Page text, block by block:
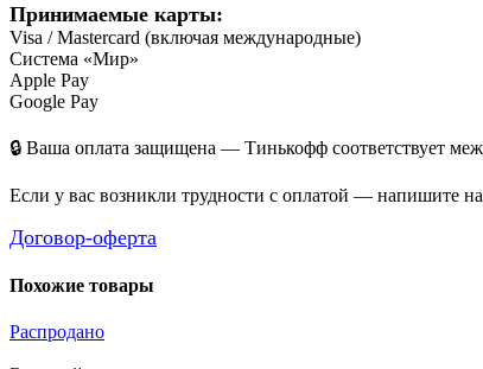
Принимаемые карты:
Visa / Mastercard (включая международные)
Система «Мир»
Apple Pay
Google Pay
🔒 Ваша оплата защищена — Тинькофф соответствует
Если у вас возникли трудности с оплатой — напишите
Договор-оферта
Похожие товары
Распродано